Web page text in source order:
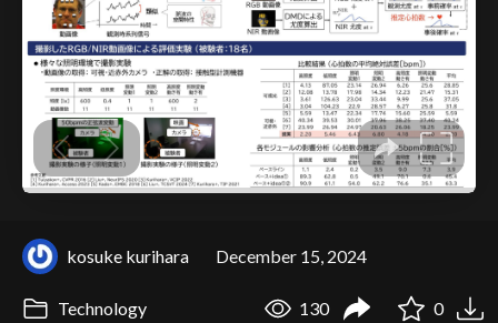
kosuke kurihara December 15, 2024
Technology 130 0